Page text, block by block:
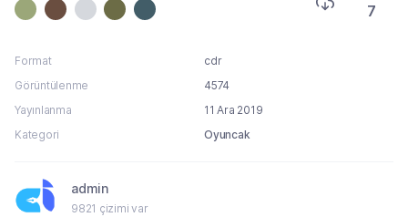
7
Format
cdr
Görüntülenme
4574
Yayınlanma
11 Ara 2019
Kategori
Oyuncak
admin
9821 çizimi var